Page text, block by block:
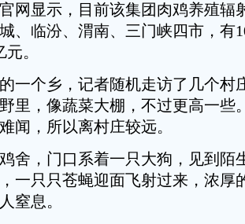
显示，目前该集团肉鸡养殖辐
、临汾、渭南、三门峡四市，有
。
个乡，记者随机走访了几个村
里，像蔬菜大棚，不过更高一些
闻，所以离村庄较远。
，门口系着一只大狗，见到陌
一只只苍蝇迎面飞射过来，浓厚
窒息。